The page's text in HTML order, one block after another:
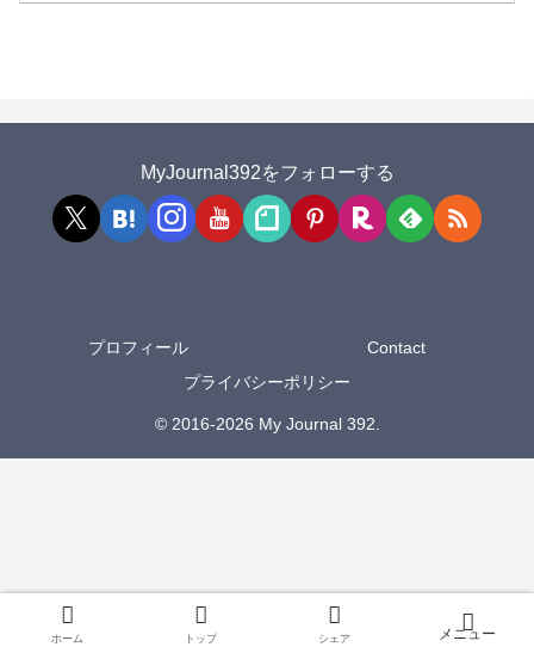
MyJournal392をフォローする
プロフィール
Contact
プライバシーポリシー
© 2016-2026 My Journal 392.
ホーム トップ シェア